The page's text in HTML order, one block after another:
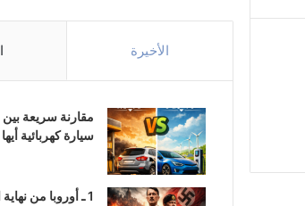
الأخيرة
مقارنة سريعة
سيارة كهربائية
1 ـ أوروبا من